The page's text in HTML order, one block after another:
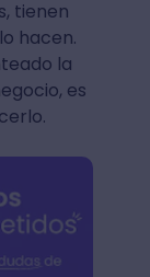
tienen
hacen.
la
es